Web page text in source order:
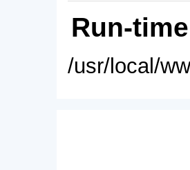
Run-
/usr/local/